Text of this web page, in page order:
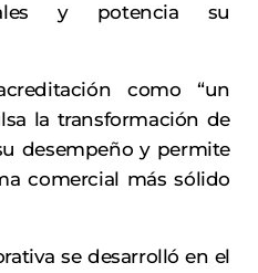
y potencia su
como “un
la transformación de
desempeño y permite
comercial más sólido
se desarrolló en el